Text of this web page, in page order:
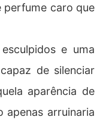
perfume caro que
e uma
de silenciar
aparência de
apenas arruinaria